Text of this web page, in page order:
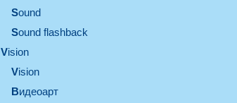
sound
Sound flashback
vision
vision
видеоарт